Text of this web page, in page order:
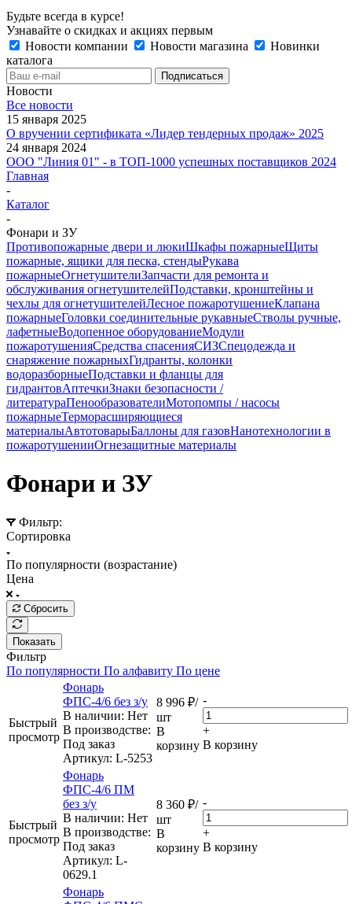
Будьте всегда в курсе!
Узнавайте о скидках и акциях первым
Новости компании
Новости магазина
Новинки
каталога
Новости
Все новости
15 января 2025
О вручении сертификата «Лидер тендерных продаж» 2025
24 января 2024
ООО "Линия 01" - в ТОП-1000 успешных поставщиков 2024
Главная
-
Каталог
-
Фонари и ЗУ
Противопожарные двери и люкиШкафы пожарныеЩиты
пожарные, ящики для песка, стендыРукава
пожарныеОгнетушителиЗапчасти для ремонта и
обслуживания огнетушителейПодставки, кронштейны и
чехлы для огнетушителейЛесное пожаротушениеКлапана
пожарныеГоловки соединительные рукавныеСтволы ручные,
лафетныеВодопенное оборудованиеМодули
пожаротушенияСредства спасенияСИЗСпецодежда и
снаряжение пожарныхГидранты, колонки
водоразборныеПодставки и фланцы для
гидрантовАптечкиЗнаки безопасности /
литератураПенообразователиМотопомпы / насосы
пожарныеТерморасширяющиеся
материалыАвтотоварыБаллоны для газовНанотехнологии в
пожаротушенииОгнезащитные материалы
Фонари и ЗУ
Фильтр:
Сортировка
По популярности (возрастание)
Цена
Сбросить
Показать
Фильтр
По популярности По алфавиту По цене
Быстрый
просмотр
Фонарь
ФПС-4/6 без з/у
В наличии: Нет
В производстве:
Под заказ
Артикул: L-5253
8 996 ₽/
шт
В
корзину
-
+
В корзину
Быстрый
просмотр
Фонарь
ФПС-4/6 ПМ
без з/у
В наличии: Нет
В производстве:
Под заказ
Артикул: L-
0629.1
8 360 ₽/
шт
В
корзину
-
+
В корзину
Фонарь